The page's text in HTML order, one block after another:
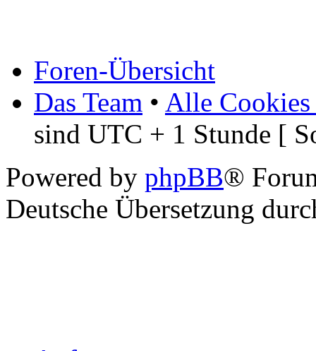
Foren-Übersicht
Das Team • Alle Cookies
sind UTC + 1 Stunde [
Powered by phpBB®
Deutsche Übersetzung